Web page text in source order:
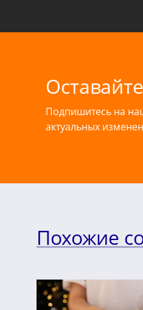
Подпишитесь на
актуальных
Похожие